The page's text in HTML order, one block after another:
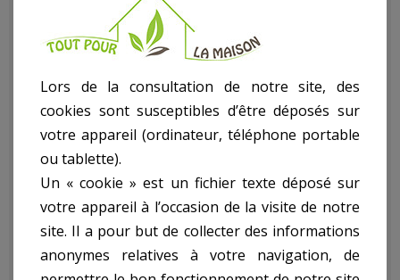
Forets multifonctions en acier HSS plaqué titane pour une
résistance accrue.
Ils permettent des percer, fraiser, limer scier… Idéal pour
percer ou élargir un trou, scier des panneaux, parfaire des
formes.
Lors de la consultation de notre site, des
cookies sont susceptibles d’être déposés sur
votre appareil (ordinateur, téléphone portable
ou tablette).
Un « cookie » est un fichier texte déposé sur
votre appareil à l’occasion de la visite de notre
site. Il a pour but de collecter des informations
anonymes relatives à votre navigation, de